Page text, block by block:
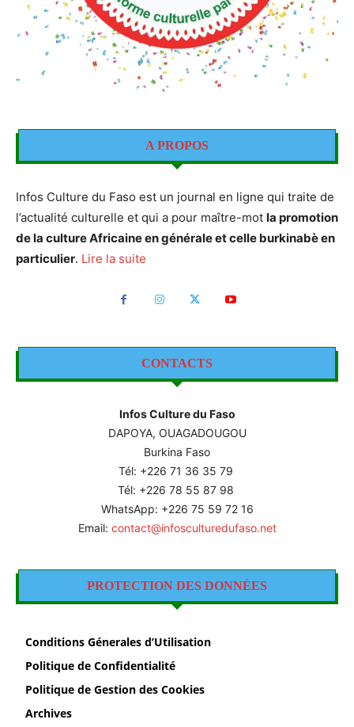
A PROPOS
Infos Culture du Faso est un journal en ligne qui traite de
l’actualité culturelle et qui a pour maître-mot la promotion
de la culture Africaine en générale et celle burkinabè en
particulier. Lire la suite
CONTACTS
Infos Culture du Faso
DAPOYA, OUAGADOUGOU
Burkina Faso
Tél: +226 71 36 35 79
Tél: +226 78 55 87 98
WhatsApp: +226 75 59 72 16
Email: contact@infosculturedufaso.net
PROTECTION DES DONNÉES
Conditions Génerales d’Utilisation
Politique de Confidentialité
Politique de Gestion des Cookies
Archives